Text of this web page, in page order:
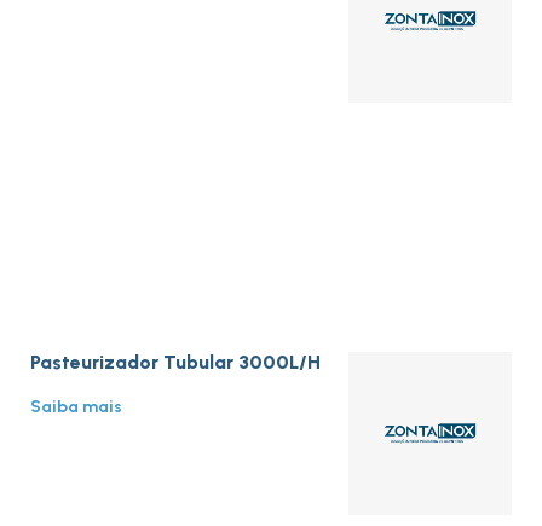
Pasteurizador Tubular 3000L/H
Saiba mais